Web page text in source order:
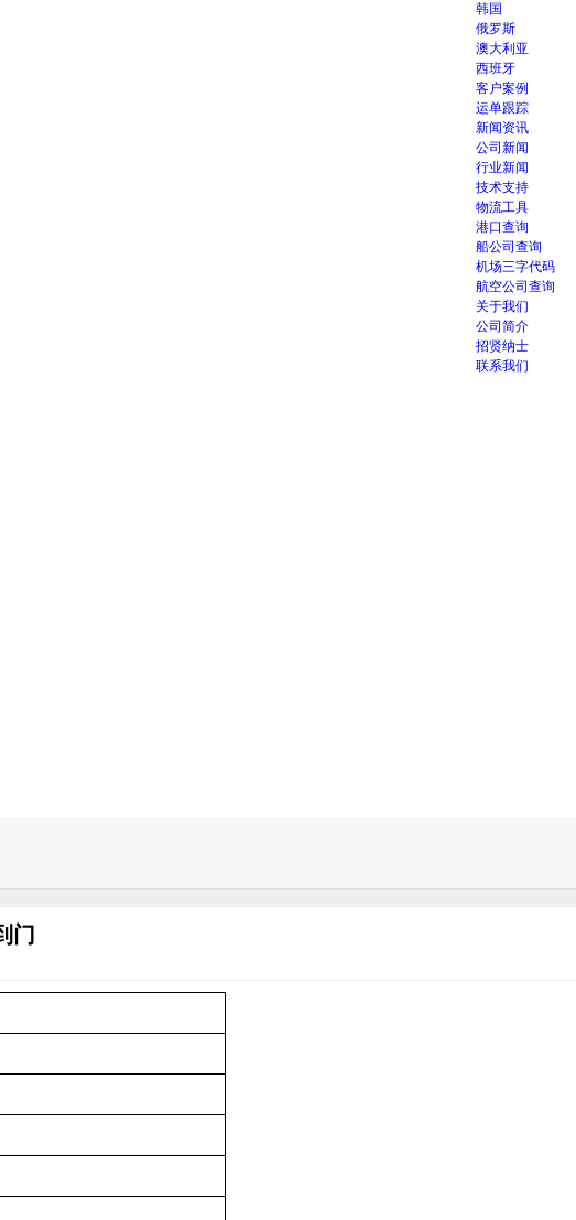
韩国
俄罗斯
澳大利亚
西班牙
客户案例
运单跟踪
新闻资讯
公司新闻
行业新闻
技术支持
物流工具
港口查询
船公司查询
机场三字代码
航空公司查询
关于我们
公司简介
招贤纳士
联系我们
门